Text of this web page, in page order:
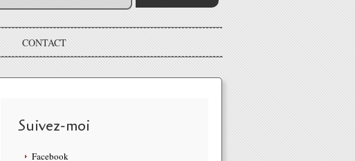
CONTACT
Suivez-moi
Facebook